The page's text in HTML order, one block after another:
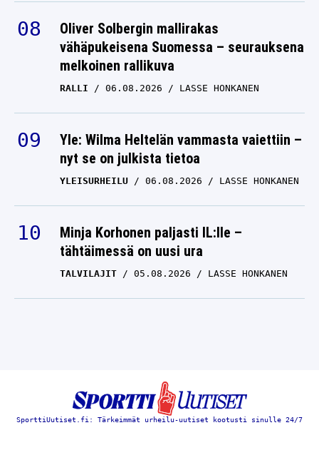
Oliver Solbergin mallirakas
vähäpukeisena Suomessa – seurauksena
melkoinen rallikuva
RALLI 06.08.2026 LASSE HONKANEN
Yle: Wilma Heltelän vammasta vaiettiin –
nyt se on julkista tietoa
YLEISURHEILU 06.08.2026 LASSE HONKANEN
Minja Korhonen paljasti IL:lle –
tähtäimessä on uusi ura
TALVILAJIT 05.08.2026 LASSE HONKANEN
SporttiUutiset.fi: Tärkeimmät urheilu-uutiset kootusti sinulle 24/7